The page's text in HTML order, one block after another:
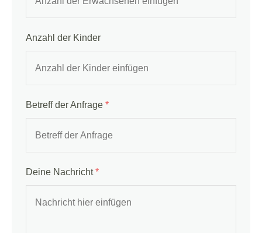
Anzahl der Kinder
Betreff der Anfrage *
Deine Nachricht*